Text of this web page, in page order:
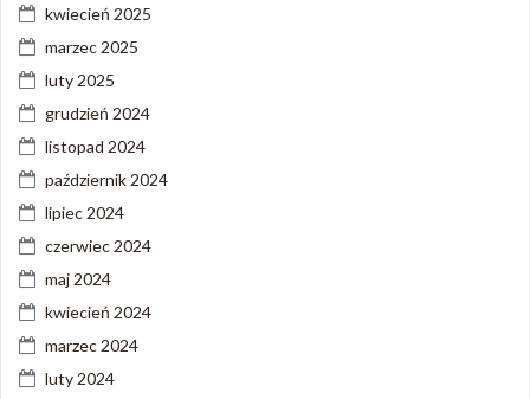
kwiecień 2025
marzec 2025
luty 2025
grudzień 2024
listopad 2024
październik 2024
lipiec 2024
czerwiec 2024
maj 2024
kwiecień 2024
marzec 2024
luty 2024